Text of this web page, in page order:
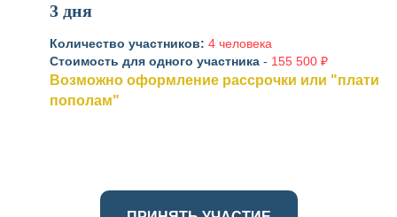
3 дня
Количество участников: 4 человека
Стоимость для одного участника - 155 500 ₽
Возможно оформление рассрочки или "плати
пополам"